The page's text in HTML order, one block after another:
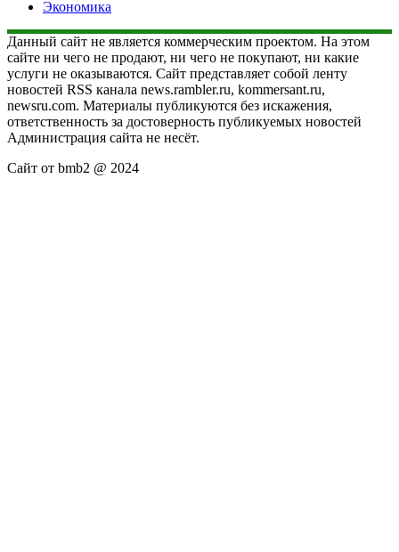
Экономика
Данный сайт не является коммерческим проектом. На этом
сайте ни чего не продают, ни чего не покупают, ни какие
услуги не оказываются. Сайт представляет собой ленту
новостей RSS канала news.rambler.ru, kommersant.ru,
newsru.com. Материалы публикуются без искажения,
ответственность за достоверность публикуемых новостей
Администрация сайта не несёт.
Сайт от bmb2 @ 2024